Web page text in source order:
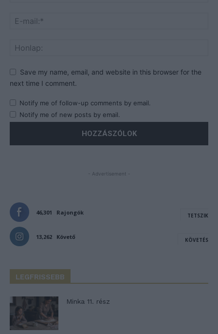
Save my name, email, and website in this browser for the
next time I comment.
Notify me of follow-up comments by email.
Notify me of new posts by email.
- Advertisement -
46,301 Rajongók TETSZIK
13,262 Követő KÖVETÉS
LEGFRISSEBB
Minka 11. rész